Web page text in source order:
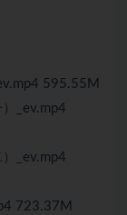
595.55M
_ev.mp4
_ev.mp4
723.37M